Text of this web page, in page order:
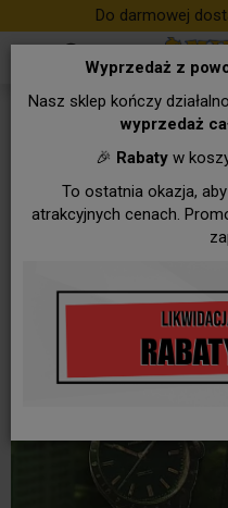
Wyprzedaż z
Nasz sklep kończy
wyprzedaż
🎉 Rabatyw
To ostatnia okazja,
atrakcyjnych cenach.
Do darmowej